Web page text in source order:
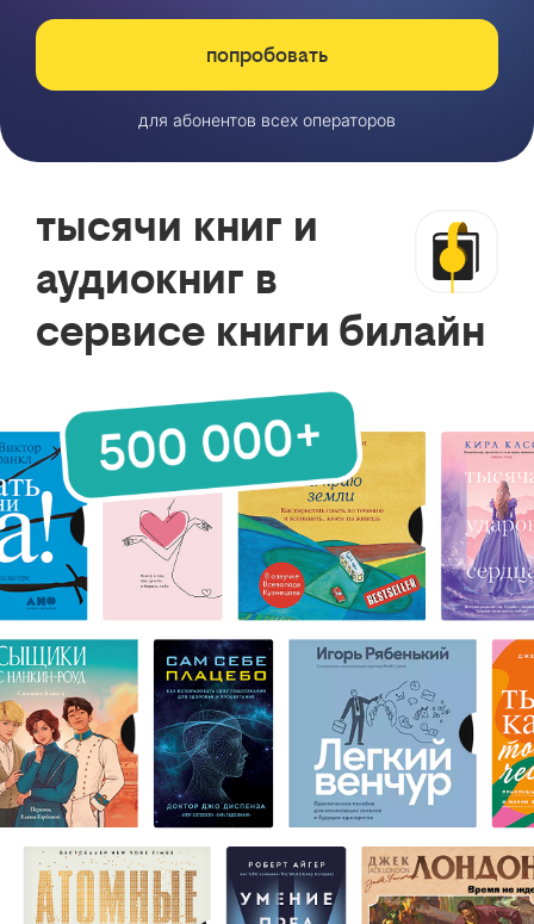
попробовать
для абонентов всех операторов
тысячи книг и
аудиокниг в
сервисе книги билайн